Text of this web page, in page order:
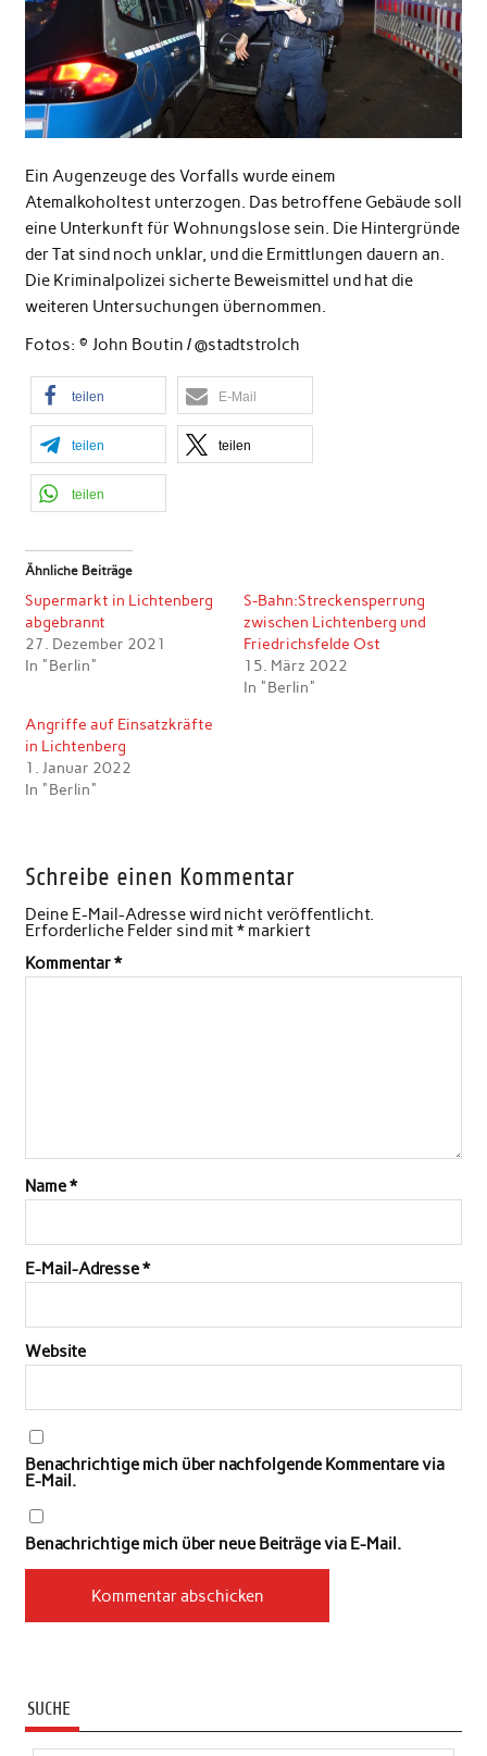
Ein Augenzeuge des Vorfalls wurde einem
Atemalkoholtest unterzogen. Das betroffene Gebäude soll
eine Unterkunft für Wohnungslose sein. Die Hintergründe
der Tat sind noch unklar, und die Ermittlungen dauern an.
Die Kriminalpolizei sicherte Beweismittel und hat die
weiteren Untersuchungen übernommen.
Fotos: © John Boutin / @stadtstrolch
teilen E-Mail
teilen teilen
teilen
Ähnliche Beiträge
Supermarkt in Lichtenberg
abgebrannt
27. Dezember 2021
In "Berlin"
S-Bahn:Streckensperrung
zwischen Lichtenberg und
Friedrichsfelde Ost
15. März 2022
In "Berlin"
Angriffe auf Einsatzkräfte
in Lichtenberg
1. Januar 2022
In "Berlin"
Schreibe einen Kommentar
Deine E-Mail-Adresse wird nicht veröffentlicht.
Erforderliche Felder sind mit*markiert
Kommentar*
Name*
E-Mail-Adresse*
Website
Benachrichtige mich über nachfolgende Kommentare via
E-Mail.
Benachrichtige mich über neue Beiträge via E-Mail.
SUCHE